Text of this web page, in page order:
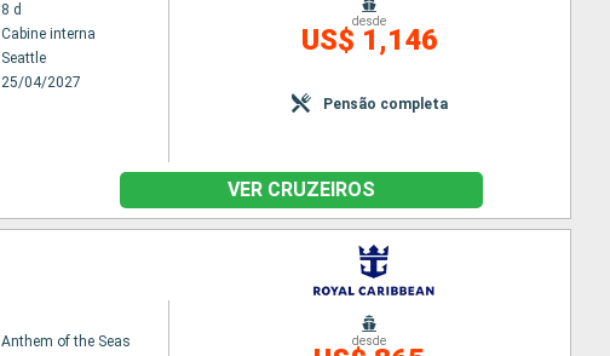
8 d
Cabine interna
Seattle
25/04/2027
desde
US$ 1,146
Pensão completa
VER CRUZEIROS
Anthem of the Seas
desde